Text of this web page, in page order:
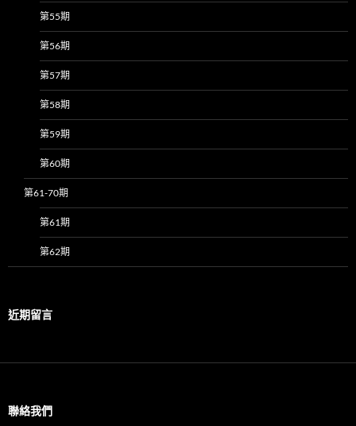
第55期
第56期
第57期
第58期
第59期
第60期
第61-70期
第61期
第62期
近期留言
聯絡我們